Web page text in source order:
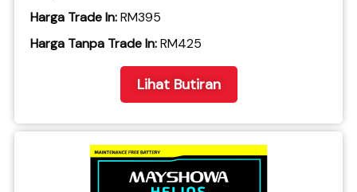
Harga Trade In:RM395
​Harga Tanpa Trade In:RM425
Lihat Butiran